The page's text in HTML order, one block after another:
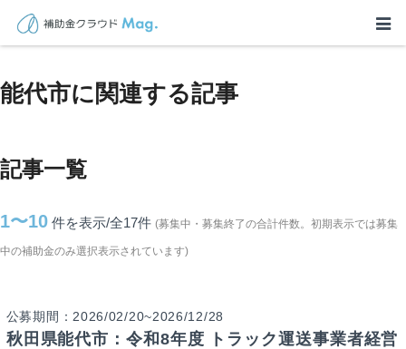
TOP > 補助金・助成金詳細>秋田県
能代市に関連する記事
記事一覧
1〜10 件を表示/全17件 (募集中・募集終了の合計件数。初期表示では募集
中の補助金のみ選択表示されています)
公募期間：2026/02/20~2026/12/28
秋田県能代市：令和8年度 トラック運送事業者経営